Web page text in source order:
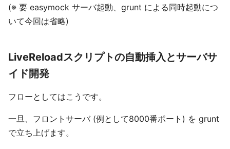
(※ 要 easymock サーバ起動、grunt による同時起動につ
いて今回は省略)
LiveReloadスクリプトの自動挿入とサーバサ
イド開発
フローとしてはこうです。
一旦、フロントサーバ (例として8000番ポート) を grunt
で立ち上げます。